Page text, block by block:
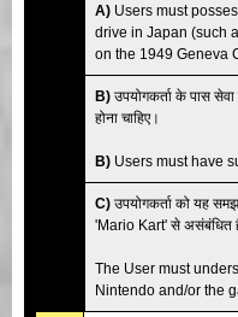
A) Users must
drive in Japan (such
on the 1949 Geneva
B) उपयोगकर्ता के पास
होना चाहिए।
B) Users must have
C) उपयोगकर्ता को यह
'Mario Kart' से असंबंधित
The User must
Nintendo and/or the